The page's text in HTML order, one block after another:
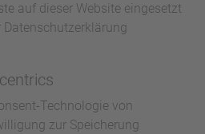
auf dieser Website eingesetzt
Datenschutzerklärung
Technologie von
zur Speicherung